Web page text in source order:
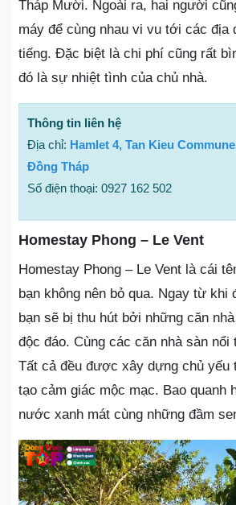
Tháp Mười. Ngoài ra, hai người
máy để cùng nhau vi vu tới các địa
tiếng. Đặc biệt là chi phí cũng rất
đó là sự nhiệt tình của chủ nhà.
Thông tin liên hệ
Địa chỉ: Hamlet 4, Tan Kieu
Đồng Tháp
Số điện thoại: 0927 162 502
Homestay Phong – Le Vent
Homestay Phong – Le Vent là cái
bạn không nên bỏ qua. Ngay từ khi
bạn sẽ bị thu hút bởi những căn
độc đáo. Cùng các căn nhà sàn
Tất cả đều được xây dựng chủ yếu
tạo cảm giác mộc mạc. Bao quanh
nước xanh mát cùng những đầm